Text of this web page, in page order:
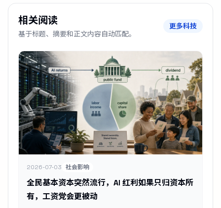
相关阅读
基于标题、摘要和正文内容自动匹配。
更多科技
2026-07-03 社会影响
全民基本资本突然流行，AI 红利如果只归资本所
有，工资党会更被动